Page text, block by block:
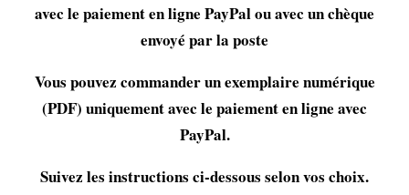
avec le paiement en ligne PayPal ou avec un chèque
envoyé par la poste
Vous pouvez commander un exemplaire numérique
(PDF) uniquement avec le paiement en ligne avec
PayPal.
Suivez les instructions ci-dessous selon vos choix.